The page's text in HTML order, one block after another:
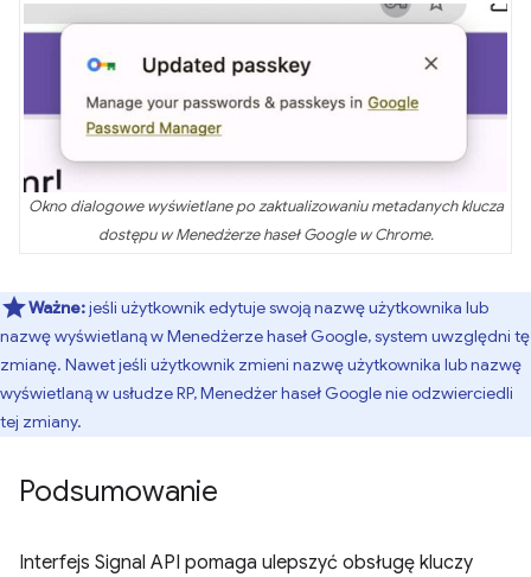
Okno dialogowe wyświetlane po zaktualizowaniu metadanych klucza
dostępu w Menedżerze haseł Google w Chrome.
Ważne:jeśli użytkownik edytuje swoją nazwę użytkownika lub
nazwę wyświetlaną w Menedżerze haseł Google, system uwzględni tę
zmianę. Nawet jeśli użytkownik zmieni nazwę użytkownika lub nazwę
wyświetlaną w usłudze RP, Menedżer haseł Google nie odzwierciedli
tej zmiany.
Podsumowanie
Interfejs Signal API pomaga ulepszyć obsługę kluczy